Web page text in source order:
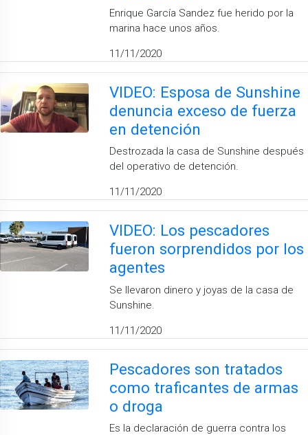
Enrique García Sandez fue herido por la
marina hace unos años.
11/11/2020
VIDEO: Esposa de Sunshine
denuncia exceso de fuerza
en detención
Destrozada la casa de Sunshine después
del operativo de detención.
11/11/2020
VIDEO: Los pescadores
fueron sorprendidos por los
agentes
Se llevaron dinero y joyas de la casa de
Sunshine.
11/11/2020
Pescadores son tratados
como traficantes de armas
o droga
Es la declaración de guerra contra los